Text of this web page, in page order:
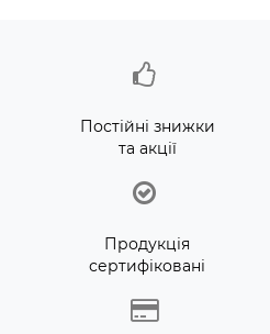
Постійні знижки
та акції
Продукція
сертифіковані